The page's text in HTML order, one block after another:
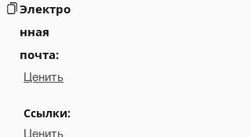
Электро
нная
почта:
Ценить
Ссылки:
Ценить